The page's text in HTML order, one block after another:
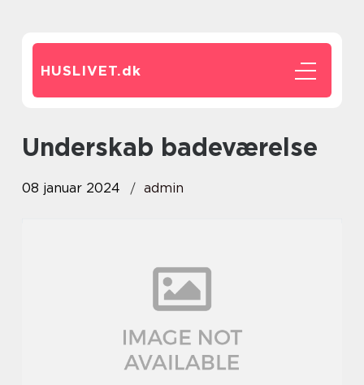
HUSLIVET.dk
underskab badeværelse
08 januar 2024 admin